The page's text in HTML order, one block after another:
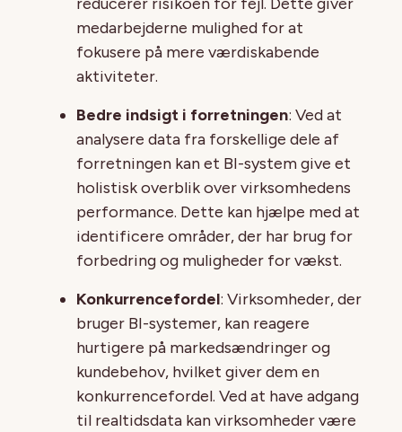
medarbejderne mulighed for at
fokusere på mere værdiskabende
aktiviteter.
Bedre indsigt i forretningen: Ved at
analysere data fra forskellige dele af
forretningen kan et BI-system give et
holistisk overblik over virksomhedens
performance. Dette kan hjælpe med at
identificere områder, der har brug for
forbedring og muligheder for vækst.
Konkurrencefordel: Virksomheder, der
bruger BI-systemer, kan reagere
hurtigere på markedsændringer og
kundebehov, hvilket giver dem en
konkurrencefordel. Ved at have adgang
til realtidsdata kan virksomheder være